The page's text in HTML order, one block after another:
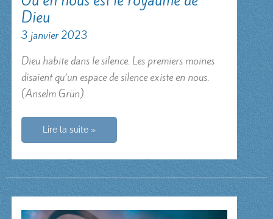
Dieu
3 janvier 2023
Dieu habite dans le silence. Les premiers moines
disaient qu’un espace de silence existe en nous.
(Anselm Grün)
Où
nous
le
royaume
de
Dieu
Lire la suite »